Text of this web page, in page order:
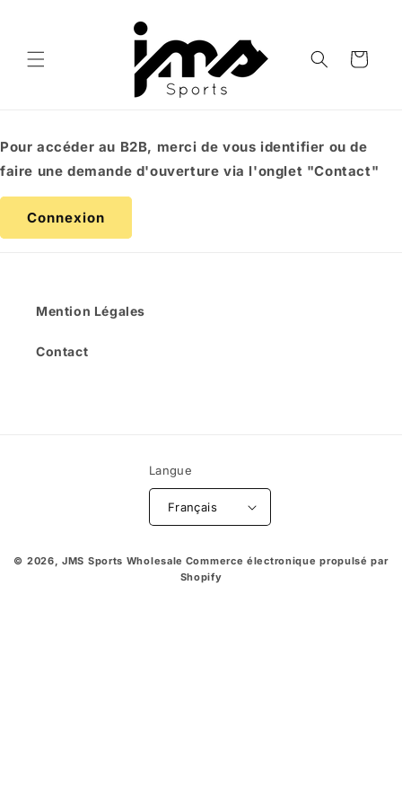
contenu
Panier
Pour accéder au B2B, merci de vous identifier ou de
faire une demande d'ouverture via l'onglet "Contact"
Connexion
Mention Légales
Contact
Langue
Français
© 2026,JMS Sports Wholesale Commerce électronique propulsé par
Shopify